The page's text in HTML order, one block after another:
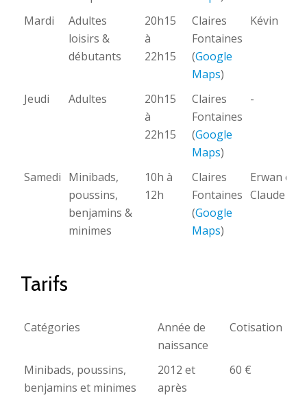
Mardi
Adultes
loisirs &
débutants
20h15
à
22h15
Claires
Fontaines
(Google
Maps)
Kévin
Jeudi Adultes
20h15
à
22h15
Claires
Fontaines
(Google
Maps)
-
Samedi Minibads,
poussins,
benjamins &
minimes
10h à
12h
Claires
Fontaines
(Google
Maps)
Erwan et
Claude
Tarifs
Catégories
Année de
naissance
Cotisation
Catégories
Année de
naissance
Cotisation
Minibads, poussins,
benjamins et minimes
2012 et
après
60 €